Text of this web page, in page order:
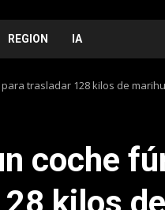
REGION IA
trasladar 128 kilos de
coche